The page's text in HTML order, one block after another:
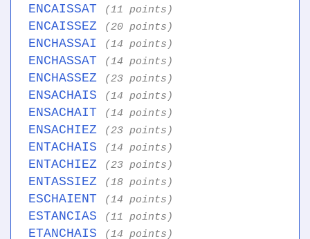
ENCAISSAT (11 points)
ENCAISSEZ (20 points)
ENCHASSAI (14 points)
ENCHASSAT (14 points)
ENCHASSEZ (23 points)
ENSACHAIS (14 points)
ENSACHAIT (14 points)
ENSACHIEZ (23 points)
ENTACHAIS (14 points)
ENTACHIEZ (23 points)
ENTASSIEZ (18 points)
ESCHAIENT (14 points)
ESTANCIAS (11 points)
ETANCHAIS (14 points)